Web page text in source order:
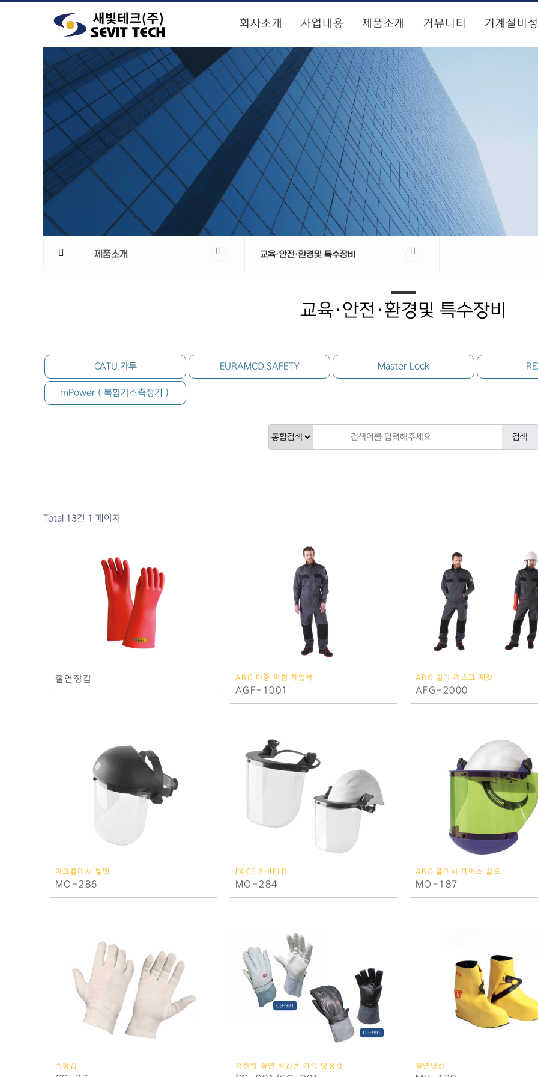
회사소개 사업내용 제품소개 커뮤니티 기계설비
제품소개 교육·안전·환경및 특수장비
교육·안전·환경및 특수장비
CATU 카투 EURAMCO SAFETY Master Lock
mPower（복합가스측정기）
Total 13건 1 페이지
절연장갑 ARC 다중 위험 작업복
AGF-1001
ARC 멀티 리스크 재킷
AFG-2000
아크플래시 헬맷
MO-286
FACE SHIELD
MO-284
ARC 플래시 페이스 쉴드
MO-187
속장갑 저전압 절연 장갑용 가죽 덧장갑 절연덧신